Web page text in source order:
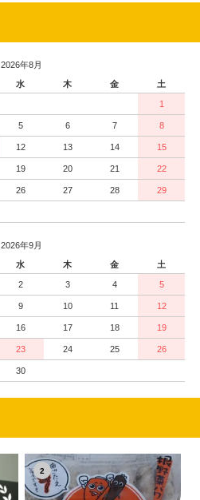
2026年8月
水 木 金 土
1
5 6 7 8
12 13 14 15
19 20 21 22
26 27 28 29
2026年9月
水 木 金 土
2 3 4 5
9 10 11 12
16 17 18 19
23 24 25 26
30
2